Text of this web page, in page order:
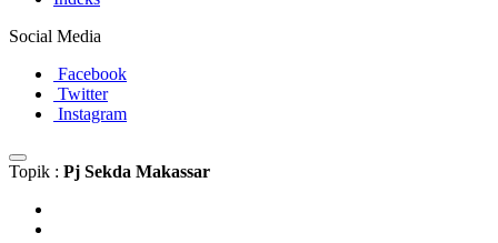
Social Media
Facebook
Twitter
Instagram
Topik : Pj Sekda Makassar